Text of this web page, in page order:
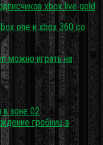
xbox live gold
one и xbox 360 со
можно играть на
в зоне 02
гробниц в